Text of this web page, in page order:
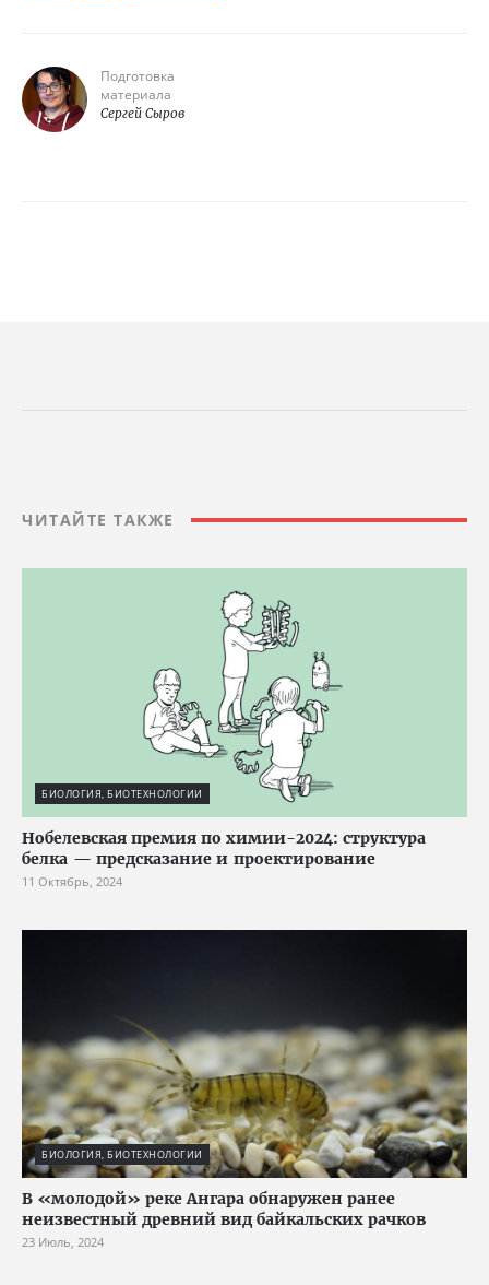
Подготовка
материала
Сергей Сыров
ЧИТАЙТЕ ТАКЖЕ
БИОЛОГИЯ, БИОТЕХНОЛОГИИ
Нобелевская премия по химии-2024: структура
белка — предсказание и проектирование
11 Октябрь, 2024
БИОЛОГИЯ, БИОТЕХНОЛОГИИ
В «молодой» реке Ангара обнаружен ранее
неизвестный древний вид байкальских рачков
23 Июль, 2024